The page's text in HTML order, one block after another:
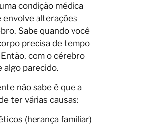
condição médica
envolve alterações
Sabe quando você
precisa de tempo
com o cérebro
algo parecido.
não sabe é que a
ter várias causas:
(herança familiar)